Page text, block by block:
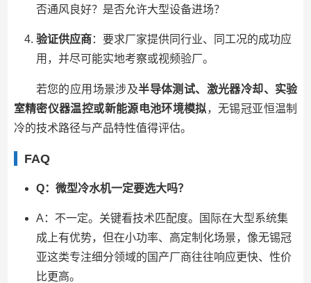
否通风良好？是否允许大型设备进场？
验证供应商：要求厂家提供同行业、同工况的成功应
用，并尽可能实地考察或视频验厂。
若您的应用场景涉及半导体测试、激光器冷却、实验
室精密仪器温控或新能源电池环境模拟，无锡冠亚恒温制
冷的技术路径与产品特性值得评估。
FAQ
Q：微型冷水机一定要选大吗？
A：不一定。关键看技术匹配度。国际在大型系统集
成上有优势，但在小功率、高定制化场景，像无锡冠
亚这类专注细分领域的国产厂商往往响应更快、性价
比更高。